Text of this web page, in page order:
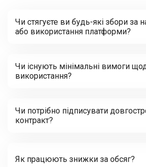
Чи стягуєте ви будь-які збори за
або використання платформи?
Чи існують мінімальні вимоги
використання?
Чи потрібно підписувати
контракт?
Як працюють знижки за обсяг?